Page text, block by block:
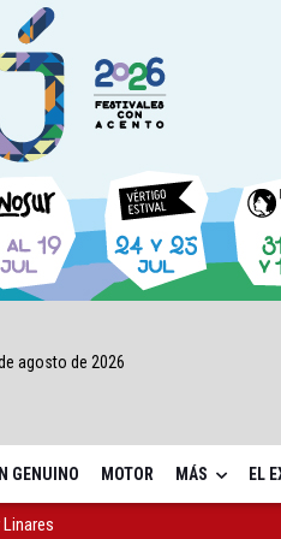
agosto de 2026
GENUINO MOTOR MÁS EL